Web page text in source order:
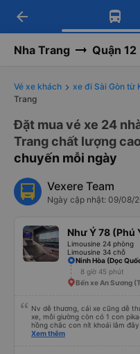
Tải app
Nhận ưu đãi
Tải app
-30k/ghế
arrow_back
Nha Trang Quận 12
Vé xe khách xe đi Sài Gòn từ
Trang
Đặt mua vé xe 24
Trang chất lượng
chuyến mỗi ngày
Vexere Team
Ngày cập nhật: 09/08/
Như Ý 78 (Phú
Limousine 24 phòng
Limousine 34 chỗ
Ninh Hòa (Dọc
8 giờ 45 phút
Bến xe An Sương
Nv dễ thương, cái xe cũng dễ
xe, mỗi giường còn có 1 con
hồng chắc con nít khoái lắm
cả bàn chải đánh răng. Có 2
Xem thêm